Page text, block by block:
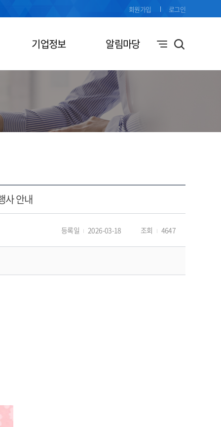
기업정보 알림마당
회원가입 로그인
사 안내
등록일 2026-03-18 조회 4647